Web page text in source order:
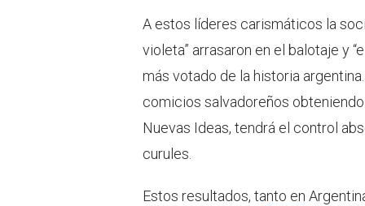
A estos líderes carismáticos la
violeta” arrasaron en el balotaje y
más votado de la historia
comicios salvadoreños
Nuevas Ideas, tendrá el control
curules.
Estos resultados, tanto en